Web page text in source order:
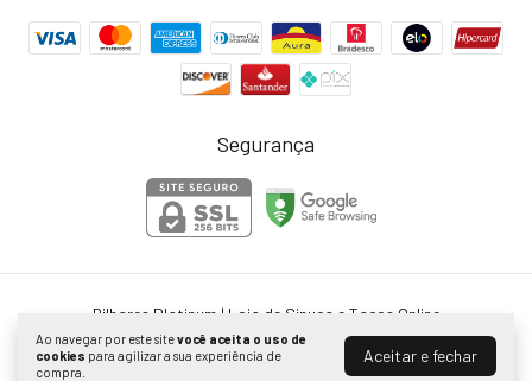
Ao navegar por este sitevocê aceita o uso de
cookies para agilizar a sua experiência de
compra.
Aceitar e fechar
Segurança
Bilhares Platinum | Loja de Sinuca e Tacos Online
©2026. Bilhares Platinum - 28024316000132. Todos os direitos reservados.